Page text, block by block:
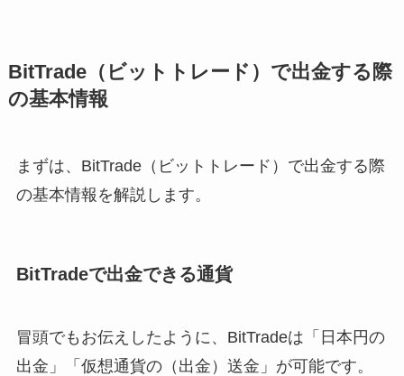
BitTrade（ビットトレード）で出金する際
の基本情報
まずは、BitTrade（ビットトレード）で出金する際
の基本情報を解説します。
BitTradeで出金できる通貨
冒頭でもお伝えしたように、BitTradeは「日本円の
出金」「仮想通貨の（出金）送金」が可能です。